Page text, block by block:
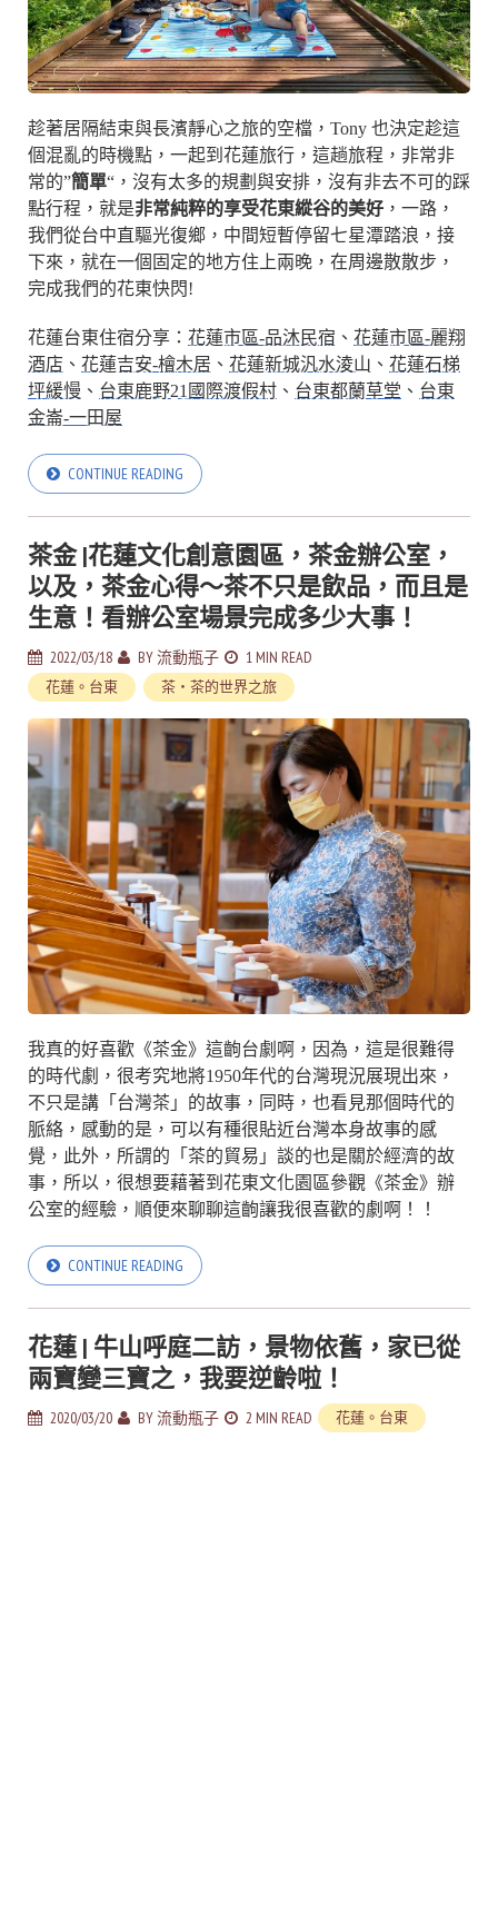
趁著居隔結束與長濱靜心之旅的空檔，Tony 也決定趁這
個混亂的時機點，一起到花蓮旅行，這趟旅程，非常非
常的”簡單“，沒有太多的規劃與安排，沒有非去不可的踩
點行程，就是非常純粹的享受花東縱谷的美好 ，一路，
我們從台中直驅光復鄉，中間短暫停留七星潭踏浪，接
下來，就在一個固定的地方住上兩晚，在周邊散散步，
完成我們的花東快閃!
花蓮台東住宿分享： 花蓮市區-品沐民宿 、 花蓮市區-麗翔
酒店 、 花蓮吉安-檜木居 、 花蓮新城汎水淩山 、 花蓮石梯
坪緩慢 、 台東鹿野21國際渡假村 、 台東都蘭草堂 、 台東
金崙-一田屋
CONTINUE READING
茶金 |花蓮文化創意園區，茶金辦公室，
以及，茶金心得～茶不只是飲品，而且是
生意！看辦公室場景完成多少大事！
2022/03/18 BY流動瓶子 1 MIN READ
花蓮。台東 茶・茶的世界之旅
我真的好喜歡《茶金》這齣台劇啊，因為，這是很難得
的時代劇，很考究地將1950年代的台灣現況展現出來，
不只是講「台灣茶」的故事，同時，也看見那個時代的
脈絡，感動的是，可以有種很貼近台灣本身故事的感
覺，此外，所謂的「茶的貿易」談的也是關於經濟的故
事，所以，很想要藉著到花東文化園區參觀《茶金》辦
公室的經驗，順便來聊聊這齣讓我很喜歡的劇啊！！
CONTINUE READING
花蓮 | 牛山呼庭二訪，景物依舊，家已從
兩寶變三寶之，我要逆齡啦！
2020/03/20 BY流動瓶子 2 MIN READ 花蓮。台東